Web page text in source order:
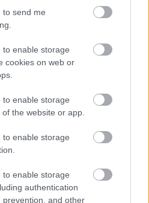
to send me
to enable storage
cookies on web or
to enable storage
the website or app.
to enable storage
to enable storage
authentication
and other
ősz derekán már vége a
pedig ez nincs így.
is bőven vethetünk még,
kelkáposztát, és
sütőtökkel. A
búcsút mondanunk,
dáliát, árvácskát,
bangitát. Akik a
szórjanak szét vadvirág